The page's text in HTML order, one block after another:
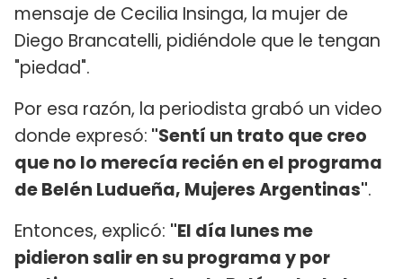
mensaje de Cecilia Insinga, la mujer de
Diego Brancatelli, pidiéndole que le tengan
"piedad".
Por esa razón, la periodista grabó un video
donde expresó: "Sentí un trato que creo
que no lo merecía recién en el programa
de Belén Ludueña, Mujeres Argentinas".
Entonces, explicó: "El día lunes me
pidieron salir en su programa y por